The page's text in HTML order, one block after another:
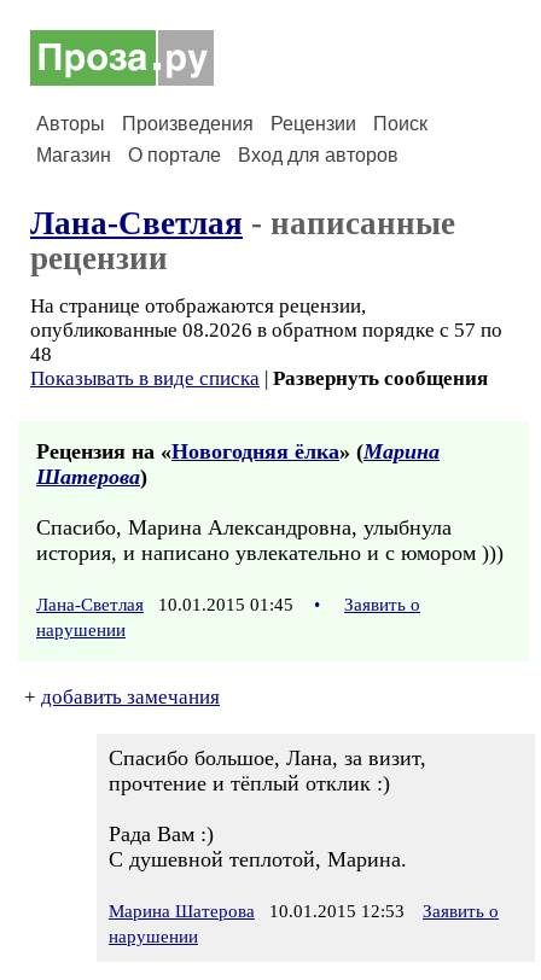
Авторы Произведения Рецензии
Поиск
Магазин
О портале Вход для авторов
Лана-Светлая - написанные
рецензии
На странице отображаются рецензии,
опубликованные 08.2026 в обратном порядке с 57 по
48
Показывать в виде списка | Развернуть сообщения
Рецензия на «Новогодняя ёлка» (Марина
Шатерова)
Спасибо, Марина Александровна, улыбнула
история, и написано увлекательно и с юмором )))
Лана-Светлая 10.01.2015 01:45 •
Заявить о
нарушении
+ добавить замечания
Спасибо большое, Лана, за визит,
прочтение и тёплый отклик :)
Рада Вам :)
С душевной теплотой, Марина.
Марина Шатерова 10.01.2015 12:53
Заявить о
нарушении